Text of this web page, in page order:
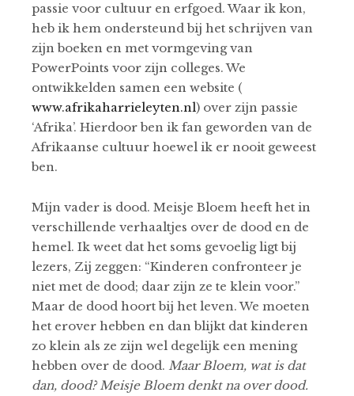
passie voor cultuur en erfgoed. Waar ik kon,
heb ik hem ondersteund bij het schrijven van
zijn boeken en met vormgeving van
PowerPoints voor zijn colleges. We
ontwikkelden samen een website (
www.afrikaharrieleyten.nl) over zijn passie
‘Afrika’. Hierdoor ben ik fan geworden van de
Afrikaanse cultuur hoewel ik er nooit geweest
ben.
Mijn vader is dood. Meisje Bloem heeft het in
verschillende verhaaltjes over de dood en de
hemel. Ik weet dat het soms gevoelig ligt bij
lezers, Zij zeggen: “Kinderen confronteer je
niet met de dood; daar zijn ze te klein voor.”
Maar de dood hoort bij het leven. We moeten
het erover hebben en dan blijkt dat kinderen
zo klein als ze zijn wel degelijk een mening
hebben over de dood. Maar Bloem, wat is dat
dan, dood? Meisje Bloem denkt na over dood.